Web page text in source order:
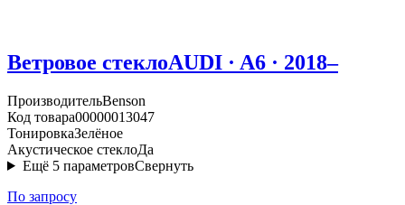
Ветровое стеклоAUDI · A6 · 2018–
ПроизводительBenson
Код товара00000013047
ТонировкаЗелёное
Акустическое стеклоДа
Ещё 5 параметровСвернуть
По запросу